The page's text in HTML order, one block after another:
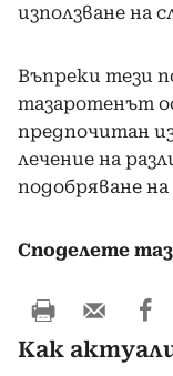
използване на
Въпреки тези
тазаротенът
предпочитан
лечение на
подобряване
Споделете
Как